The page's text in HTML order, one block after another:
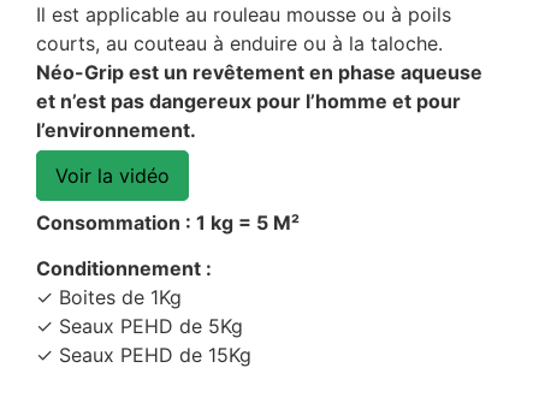
Il est applicable au rouleau mousse ou à poils
courts, au couteau à enduire ou à la taloche.
Néo-Grip est un revêtement en phase aqueuse
et n’est pas dangereux pour l’homme et pour
l’environnement.
Voir la vidéo
Consommation : 1 kg = 5 M²
Conditionnement :
✓ Boites de 1Kg
✓ Seaux PEHD de 5Kg
✓ Seaux PEHD de 15Kg